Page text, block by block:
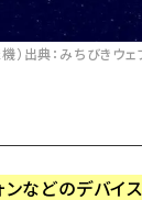
）出典：みちびき
などのデバイ